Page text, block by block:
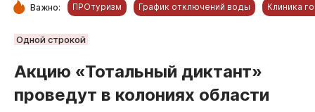
РУБРИКИ
Обнинск
Новости компаний
Статьи
Важно: ПРОтуризм График отключений воды Клиника
Одной строкой
Акцию «Тотальный диктант»
проведут в колониях области